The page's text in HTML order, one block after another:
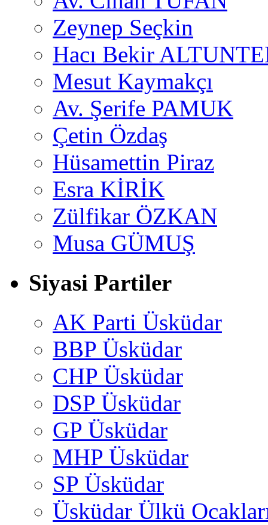
Zeynep Seçkin
Hacı Bekir
Mesut Kaymakçı
Av. Şerife PAMUK
Çetin Özdaş
Hüsamettin Piraz
Esra KİRİK
Zülfikar ÖZKAN
Musa GÜMUŞ
Siyasi Partiler
AK Parti Üsküdar
BBP Üsküdar
CHP Üsküdar
DSP Üsküdar
GP Üsküdar
MHP Üsküdar
SP Üsküdar
Üsküdar Ülkü